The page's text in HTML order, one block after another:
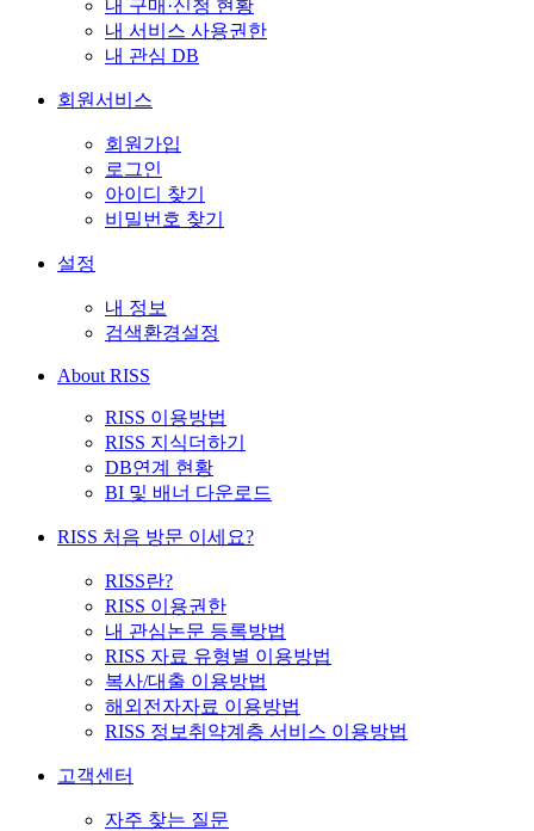
내 구매·신청 현황
내 서비스 사용권한
내 관심 DB
회원서비스
회원가입
로그인
아이디 찾기
비밀번호 찾기
설정
내 정보
검색환경설정
About RISS
RISS 이용방법
RISS 지식더하기
DB연계 현황
BI 및 배너 다운로드
RISS 처음 방문 이세요?
RISS란?
RISS 이용권한
내 관심논문 등록방법
RISS 자료 유형별 이용방법
복사/대출 이용방법
해외전자자료 이용방법
RISS 정보취약계층 서비스 이용방법
고객센터
자주 찾는 질문